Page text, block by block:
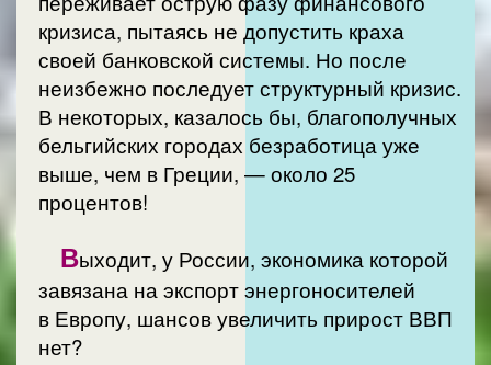
кризиса, пытаясь не допустить краха
своей банковской системы. Но после
неизбежно последует структурный кризис.
В некоторых, казалось бы, благополучных
бельгийских городах безработица уже
выше, чем в Греции, — около 25
процентов!
Выходит, у России, экономика которой
завязана на экспорт энергоносителей
в Европу, шансов увеличить прирост ВВП
нет?